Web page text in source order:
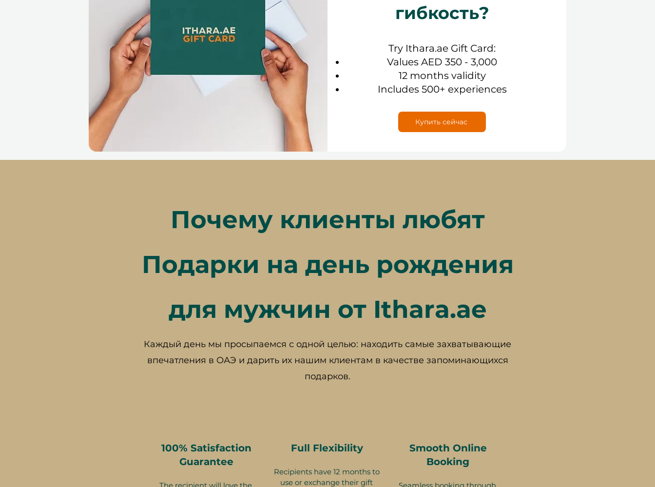
гибкость?
Try Ithara.ae Gift Card:
Values AED 350 - 3,000
12 months validity
Includes 500+ experiences
Купить сейчас
Почему клиенты любят
Подарки на день рождения
для мужчин от Ithara.ae
Каждый день мы просыпаемся с одной целью: находить самые захватывающие
впечатления в ОАЭ и дарить их нашим клиентам в качестве запоминающихся
подарков.
100% Satisfaction
Guarantee
The recipient will love the
Full Flexibility
Recipients have 12 months to
use or exchange their gift
Smooth Online
Booking
Seamless booking through